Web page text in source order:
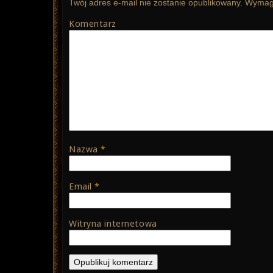
Twój adres e-mail nie zostanie opublikowany.
Komentarz
Nazwa*
Email*
Witryna internetowa